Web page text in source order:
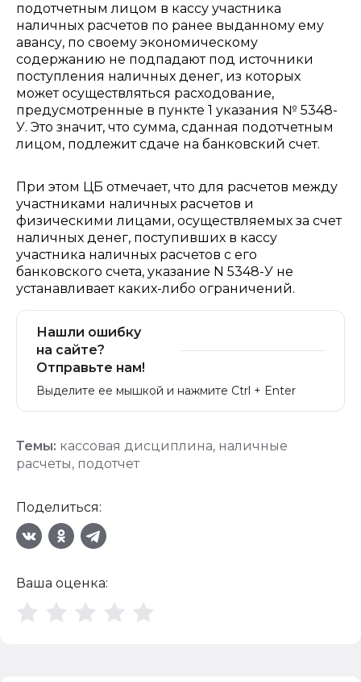
подотчетным лицом в кассу участника
наличных расчетов по ранее выданному ему
авансу, по своему экономическому
содержанию не подпадают под источники
поступления наличных денег, из которых
может осуществляться расходование,
предусмотренные в пункте 1 указания № 5348-
У. Это значит, что сумма, сданная подотчетным
лицом, подлежит сдаче на банковский счет.
При этом ЦБ отмечает, что для расчетов между
участниками наличных расчетов и
физическими лицами, осуществляемых за счет
наличных денег, поступивших в кассу
участника наличных расчетов с его
банковского счета, указание N 5348-У не
устанавливает каких-либо ограничений.
Нашли ошибку
на сайте?
Отправьте нам!
Выделите ее мышкой и нажмите Ctrl + Enter
Темы: кассовая дисциплина, наличные
расчеты, подотчет
Поделиться:
Ваша оценка: